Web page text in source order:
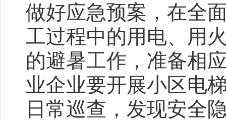
做好应急预案，在全
工过程中的用电、用
的避暑工作，准备相
业企业要开展小区电
日常巡查，发现安全